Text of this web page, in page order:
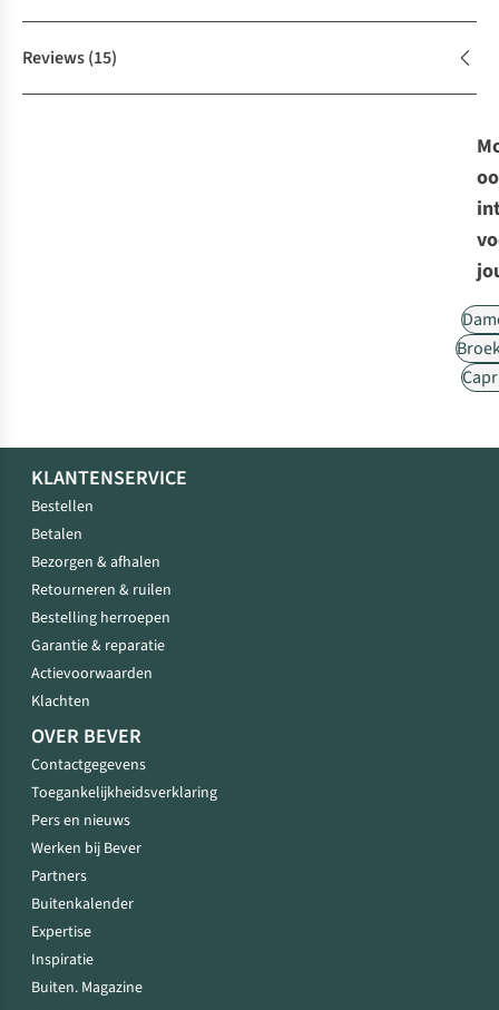
Reviews(15)
KLANTENSERVICE
Bestellen
Betalen
Bezorgen & afhalen
Retourneren & ruilen
Bestelling herroepen
Garantie & reparatie
Actievoorwaarden
Klachten
OVER BEVER
Contactgegevens
Toegankelijkheidsverklaring
Pers en nieuws
Werken bij Bever
Partners
Buitenkalender
Expertise
Inspiratie
Buiten. Magazine